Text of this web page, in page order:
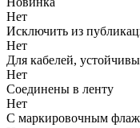
Нет
Исключить из
Нет
Для кабелей,
Нет
Соединены в ленту
Нет
С маркировочным